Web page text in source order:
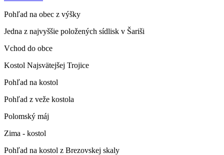
Pohľad na obec z výšky
Jedna z najvyššie položených sídlisk v Šariši
Vchod do obce
Kostol Najsvätejšej Trojice
Pohľad na kostol
Pohľad z veže kostola
Polomský máj
Zima - kostol
Pohľad na kostol z Brezovskej skaly